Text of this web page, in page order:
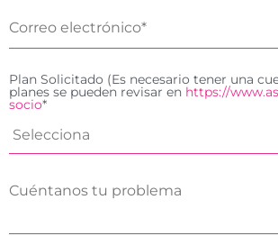
Plan Solicitado (Es necesario tener una
planes se pueden revisar en https://
socio*